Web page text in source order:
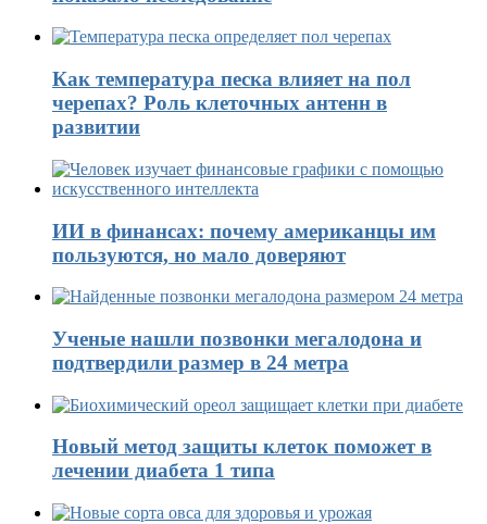
Как температура песка влияет на пол
черепах? Роль клеточных антенн в
развитии
ИИ в финансах: почему американцы им
пользуются, но мало доверяют
Ученые нашли позвонки мегалодона и
подтвердили размер в 24 метра
Новый метод защиты клеток поможет в
лечении диабета 1 типа